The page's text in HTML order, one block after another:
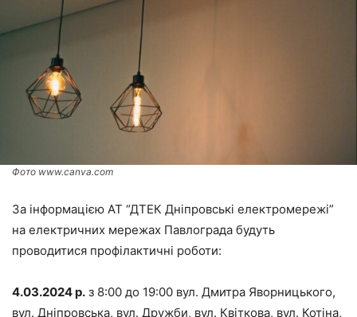
Фото www.canva.com
За інформацією АТ “ДТЕК Дніпровські електромережі”
на електричних мережах Павлограда будуть
проводитися профілактичні роботи:
4.03.2024 р. з 8:00 до 19:00 вул. Дмитра Яворницького,
вул. Дніпровська, вул. Дружби, вул. Квіткова, вул. Котіна,